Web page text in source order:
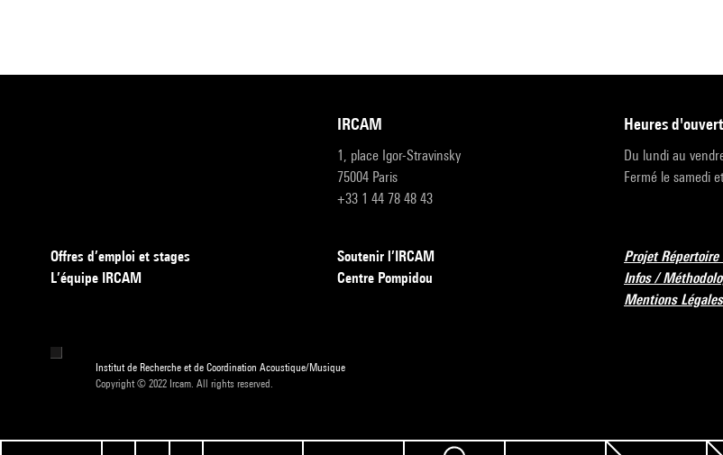
IRCAM
1, place Igor-Stravinsky
75004 Paris
+33 1 44 78 48 43
heures
Du lundi au
Fermé le samedi
Offres d’emploi et stages
L’équipe IRCAM
Soutenir l’IRCAM
Centre Pompidou
Projet Répertoire
Infos /
Mentions Légales
Institut de Recherche et de Coordination Acoustique/Musique
Copyright © 2022 Ircam. All rights reserved.